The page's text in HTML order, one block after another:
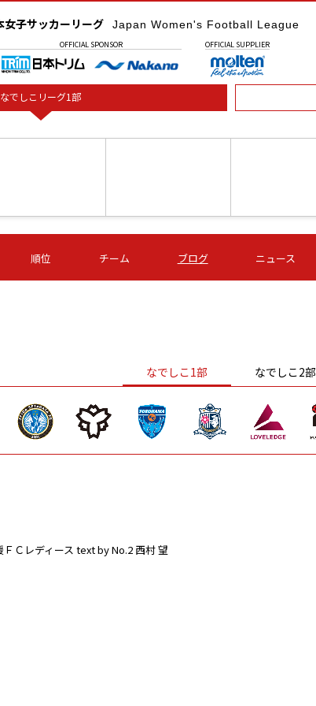
女子サッカーリーグ Japan Women's Football League
OFFICIAL SPONSOR OFFICIAL SUPPLIER
なでしこリーグ1部
第16節 09/05 (土) 15:00
石人の星
-
第16節 09/05 (土) 16:00
ＡＧＦ
-
いちご
-
順位 チーム ブログ ニュース
なでしこ1部 なでしこ2部
ＦＣレディース text by No.2 西村 望